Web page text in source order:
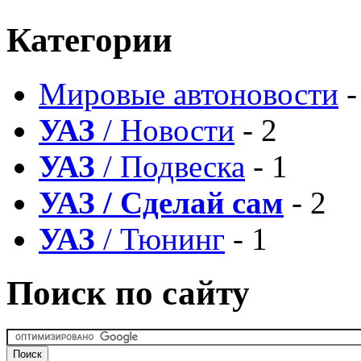
Категории
Мировые автоновости
УАЗ / Новости - 2
УАЗ / Подвеска - 1
УАЗ / Сделай сам - 2
УАЗ / Тюнинг - 1
Поиск по сайту